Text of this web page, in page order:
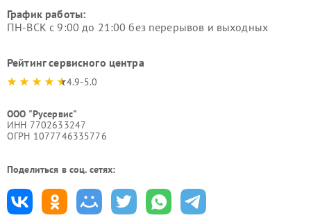
График работы:
ПН-ВСК с 9:00 до 21:00 без перерывов и выходных
Рейтинг сервисного центра
4.9-5.0
ООО "Русервис"
ИНН 7702633247
ОГРН 1077746335776
Поделиться в соц. сетях: